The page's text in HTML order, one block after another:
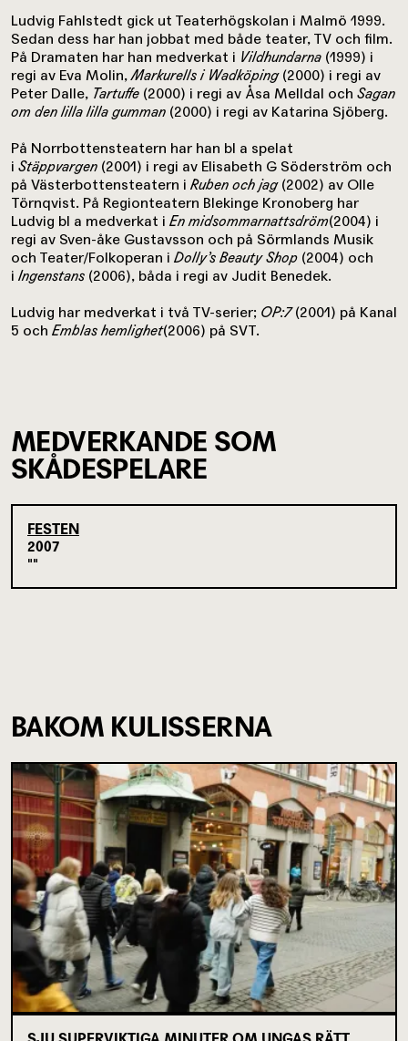
Ludvig Fahlstedt gick ut Teaterhögskolan i Malmö 1999.
Sedan dess har han jobbat med både teater, TV och film.
På Dramaten har han medverkat i Vildhundarna (1999) i
regi av Eva Molin,Markurells i Wadköping(2000) i regi av
Peter Dalle, Tartuffe (2000) i regi av Åsa Melldal och Sagan
om den lilla lilla gumman (2000) i regi av Katarina Sjöberg.
På Norrbottensteatern har han bl a spelat
i Stäppvargen (2001) i regi av Elisabeth G Söderström och
på Västerbottensteatern i Ruben och jag(2002) av Olle
Törnqvist. På Regionteatern Blekinge Kronoberg har
Ludvig bl a medverkat i En midsommarnattsdröm(2004) i
regi av Sven-åke Gustavsson och på Sörmlands Musik
och Teater/Folkoperan i Dolly’s Beauty Shop (2004) och
i Ingenstans (2006), båda i regi av Judit Benedek.
Ludvig har medverkat i två TV-serier; OP:7(2001) på Kanal
5 och Emblas hemlighet(2006) på SVT.
MEDVERKANDE SOM
SKÅDESPELARE
FESTEN
2007
BAKOM KULISSERNA